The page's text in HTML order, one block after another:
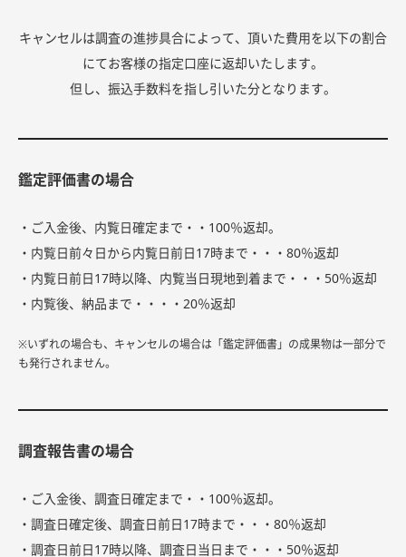
キャンセルは調査の進捗具合によって、頂いた費用を以下の割合
にてお客様の指定口座に返却いたします。
但し、振込手数料を指し引いた分となります。
鑑定評価書の場合
・ご入金後、内覧日確定まで・・100％返却。
・内覧日前々日から内覧日前日17時まで・・・80％返却
・内覧日前日17時以降、内覧当日現地到着まで・・・50％返却
・内覧後、納品まで・・・・20％返却
※いずれの場合も、キャンセルの場合は「鑑定評価書」の成果物は一部分で
も発行されません。
調査報告書の場合
・ご入金後、調査日確定まで・・100％返却。
・調査日確定後、調査日前日17時まで・・・80％返却
・調査日前日17時以降、調査日当日まで・・・50％返却